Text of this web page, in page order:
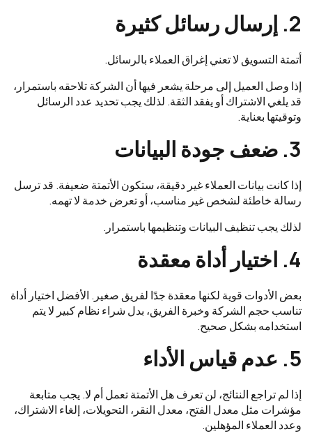
2. إرسال رسائل كثيرة
أتمتة التسويق لا تعني إغراق العملاء بالرسائل.
إذا وصل العميل إلى مرحلة يشعر فيها أن الشركة تلاحقه باستمرار،
قد يلغي الاشتراك أو يفقد الثقة. لذلك يجب تحديد عدد الرسائل
وتوقيتها بعناية.
3. ضعف جودة البيانات
إذا كانت بيانات العملاء غير دقيقة، ستكون الأتمتة ضعيفة. قد ترسل
رسالة خاطئة لشخص غير مناسب، أو تعرض خدمة لا تهمه.
لذلك يجب تنظيف البيانات وتنظيمها باستمرار.
4. اختيار أداة معقدة
بعض الأدوات قوية لكنها معقدة جدًا لفريق صغير. الأفضل اختيار أداة
تناسب حجم الشركة وخبرة الفريق، بدل شراء نظام كبير لا يتم
استخدامه بشكل صحيح.
5. عدم قياس الأداء
إذا لم تراجع النتائج، لن تعرف هل الأتمتة تعمل أم لا. يجب متابعة
مؤشرات مثل معدل الفتح، معدل النقر، التحويلات، إلغاء الاشتراك،
وعدد العملاء المؤهلين.